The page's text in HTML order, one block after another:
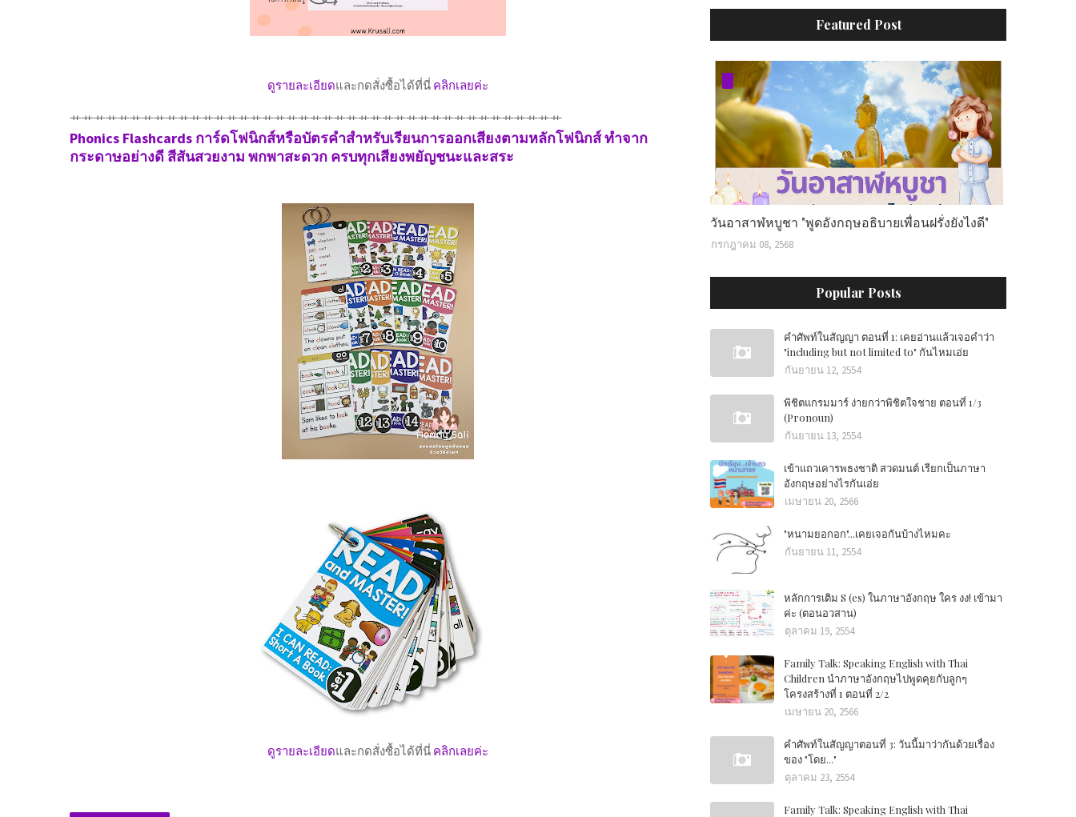
ดูรายละเอียดและกดสั่งซื้อได้ที่นี่ คลิกเลยค่ะ
⺾⺾⺾⺾⺾⺾⺾⺾⺾⺾⺾⺾⺾⺾⺾⺾⺾⺾⺾⺾⺾⺾⺾⺾⺾⺾⺾⺾⺾⺾⺾⺾⺾⺾⺾⺾⺾⺾⺾⺾⺾
Phonics Flashcards การ์ดโฟนิกส์หรือบัตรคำสำหรับเรียนการออกเสียงตามหลักโฟนิกส์ ทำจาก
กระดาษอย่างดี สีสันสวยงาม พกพาสะดวก ครบทุกเสียงพยัญชนะและสระ
ดูรายละเอียดและกดสั่งซื้อได้ที่นี่ คลิกเลยค่ะ
Featured Post
วันอาสาฬหบูชา "พูดอังกฤษอธิบายเพื่อนฝรั่งยังไงดี"
กรกฎาคม 08, 2568
Popular Posts
คำศัพท์ในสัญญา ตอนที่ 1: เคยอ่านแล้วเจอคำว่า
"including but not limited to" กันไหมเอ่ย
กันยายน 12, 2554
พิชิตแกรมมาร์ ง่ายกว่าพิชิตใจชาย ตอนที่ 1/3
(Pronoun)
กันยายน 13, 2554
เข้าแถวเคารพธงชาติ สวดมนต์ เรียกเป็นภาษา
อังกฤษอย่างไรกันเอ่ย
เมษายน 20, 2566
"หนามยอกอก"...เคยเจอกันบ้างไหมคะ
กันยายน 11, 2554
หลักการเติม S (es) ในภาษาอังกฤษ ใคร งง! เข้ามา
ค่ะ (ตอนอวสาน)
ตุลาคม 19, 2554
Family Talk: Speaking English with Thai
Children นำภาษาอังกฤษไปพูดคุยกับลูกๆ
โครงสร้างที่ 1 ตอนที่ 2/2
เมษายน 20, 2566
คำศัพท์ในสัญญาตอนที่ 3: วันนี้มาว่ากันด้วยเรื่อง
ของ "โดย..."
ตุลาคม 23, 2554
Family Talk: Speaking English with Thai